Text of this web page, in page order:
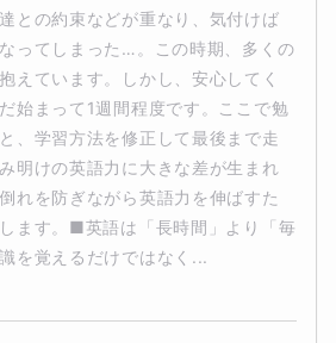
との約束などが重なり、気付けば
ってしまった…。この時期、多くの
えています。しかし、安心してく
始まって1週間程度です。ここで勉
、学習方法を修正して最後まで走
明けの英語力に大きな差が生まれ
れを防ぎながら英語力を伸ばすた
ます。■英語は「長時間」より「毎
を覚えるだけではなく...